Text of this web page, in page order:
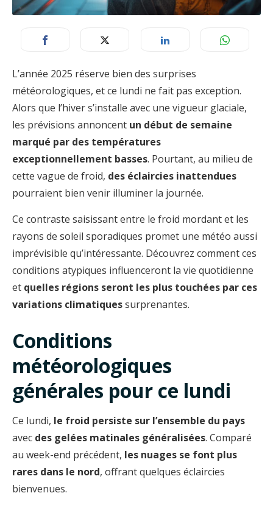
L’année 2025 réserve bien des surprises
météorologiques, et ce lundi ne fait pas exception.
Alors que l’hiver s’installe avec une vigueur glaciale,
les prévisions annoncent un début de semaine
marqué par des températures
exceptionnellement basses. Pourtant, au milieu de
cette vague de froid, des éclaircies inattendues
pourraient bien venir illuminer la journée.
Ce contraste saisissant entre le froid mordant et les
rayons de soleil sporadiques promet une météo aussi
imprévisible qu’intéressante. Découvrez comment ces
conditions atypiques influenceront la vie quotidienne
et quelles régions seront les plus touchées par ces
variations climatiquessurprenantes.
Conditions
météorologiques
générales pour ce lundi
Ce lundi, le froid persiste sur l’ensemble du pays
avec des gelées matinales généralisées. Comparé
au week-end précédent, les nuages se font plus
rares dans le nord, offrant quelques éclaircies
bienvenues.